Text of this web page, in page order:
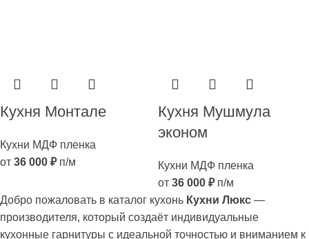
Кухня Монтале
Кухни МДФ пленка
от 36 000 ₽п/м
Кухня Мушмула
эконом
Кухни МДФ пленка
от 36 000 ₽п/м
Добро пожаловать в каталог кухонь Кухни Люкс —
производителя, который создаёт индивидуальные
кухонные гарнитуры с идеальной точностью и вниманием к